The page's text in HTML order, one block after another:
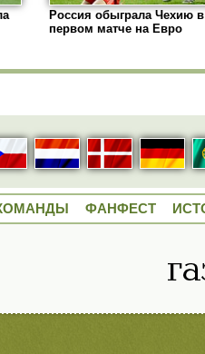
Россия обыграла Чехию в
первом матче на Евро
ФАНФЕСТ